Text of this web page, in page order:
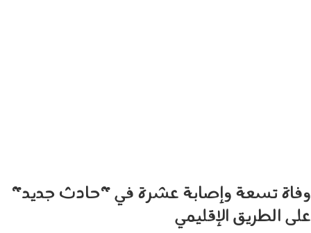
وفاة تسعة وإصابة عشرة في "حادث جديد"
على الطريق الإقليمي